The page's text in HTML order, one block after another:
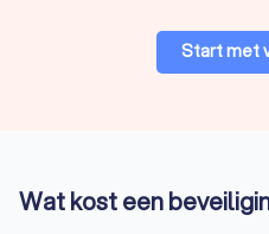
Start met
Wat kost een